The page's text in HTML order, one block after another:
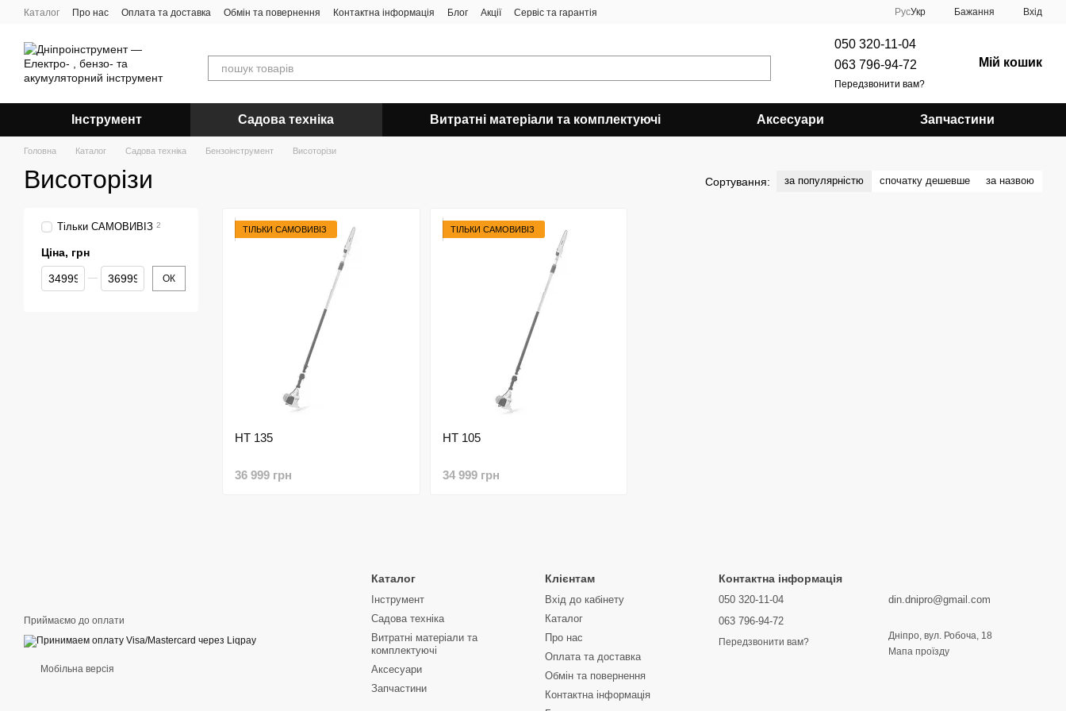
Перейти до основного контенту
Каталог Про нас Оплата та доставка Обмін та повернення Контактна інформація Блог Акції Сервіс та гарантія РусУкр Бажання Вхід
050 320-11-04
063 796-94-72
Передзвонити вам?
Мій кошик
Інструмент Садова техніка Витратні матеріали та комплектуючі Аксесуари Запчастини
Головна Каталог Садова техніка Бензоінструмент Висоторізи
Висоторізи Сортування: за популярністю спочатку дешевше за назвою
ТІЛЬКИ САМОВИВІЗ
HT 135
36 999 грн
ТІЛЬКИ САМОВИВІЗ
HT 105
34 999 грн
Тільки САМОВИВІЗ 2
Ціна, грн
Від Ціна, грн
До Ціна, грн ОК
Приймаємо до оплати
Мобільна версія
Каталог
Інструмент
Садова техніка
Витратні матеріали та
комплектуючі
Аксесуари
Запчастини
Клієнтам
Вхід до кабінету
Каталог
Про нас
Оплата та доставка
Обмін та повернення
Контактна інформація
Контактна інформація
050 320-11-04
063 796-94-72
Передзвонити вам?
din.dnipro@gmail.com
Дніпро, вул. Робоча, 18
Мапа проїзду